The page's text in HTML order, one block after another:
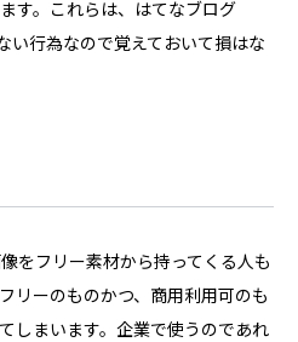
す。これらは、はてなブログ
い行為なので覚えておいて損はな
をフリー素材から持ってくる人も
リーのものかつ、商用利用可のも
しまいます。企業で使うのであれ